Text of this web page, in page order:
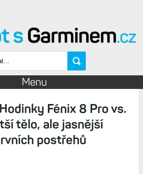
Menu
Fénix 8 Pro vs.
tělo, ale jasnější
postřehů